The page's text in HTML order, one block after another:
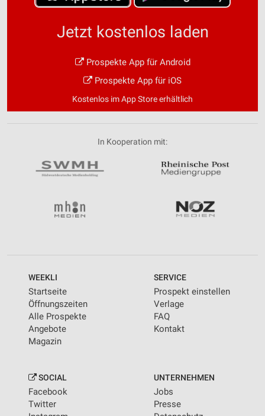
Jetzt kostenlos laden
Prospekte App für Android
Prospekte App für iOS
Kostenlos im App Store erhältlich
In Kooperation mit:
WEEKLI
Startseite
Öffnungszeiten
Alle Prospekte
Angebote
Magazin
SERVICE
Prospekt einstellen
Verlage
FAQ
Kontakt
SOCIAL
Facebook
Twitter
UNTERNEHMEN
Jobs
Presse